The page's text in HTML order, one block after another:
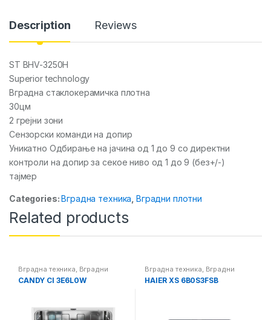
Description Reviews
ST BHV-3250H
Superior technology
Вградна стаклокерамичка плотна
30цм
2 грејни зони
Сензорски команди на допир
Уникатно Одбирање на јачина од 1 до 9 со директни
контроли на допир за секое ниво од 1 до 9 (без+/-)
тајмер
Categories:Вградна техника Вградни плотни
Related products
Вградна техника, Вградни
машини за миење садови
CANDY CI 3E6L0W
Вградна техника, Вградни
машини за миење садови
HAIER XS 6B0S3FSB